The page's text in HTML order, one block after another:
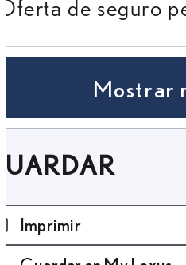
de seguro
Mostrar
Imprimir